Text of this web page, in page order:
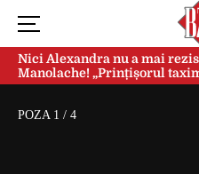
Nici Alexandra nu a mai
Manolache! „Prințișorul
după doi ani de căsnicie
POZA 1 / 4